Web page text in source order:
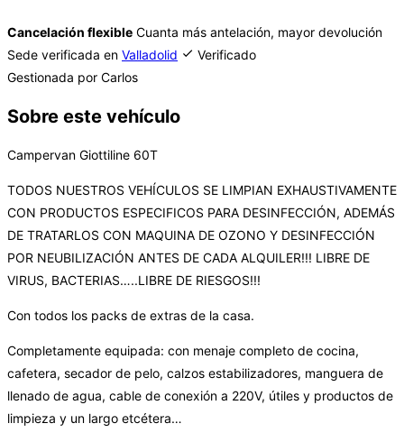
Cancelación flexible Cuanta más antelación, mayor devolución
Sede verificada en Valladolid
Verificado
Gestionada por Carlos
Sobre este vehículo
Campervan Giottiline 60T
TODOS NUESTROS VEHÍCULOS SE LIMPIAN EXHAUSTIVAMENTE
CON PRODUCTOS ESPECIFICOS PARA DESINFECCIÓN, ADEMÁS
DE TRATARLOS CON MAQUINA DE OZONO Y DESINFECCIÓN
POR NEUBILIZACIÓN ANTES DE CADA ALQUILER!!! LIBRE DE
VIRUS, BACTERIAS…..LIBRE DE RIESGOS!!!
Con todos los packs de extras de la casa.
Completamente equipada: con menaje completo de cocina,
cafetera, secador de pelo, calzos estabilizadores, manguera de
llenado de agua, cable de conexión a 220V, útiles y productos de
limpieza y un largo etcétera…